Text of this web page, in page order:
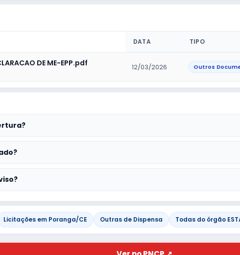
DATA TIPO
DE ME-EPP.pdf 12/03/2026 Outros
Licitações em Poranga/CE Outras de Dispensa Todas do órgão